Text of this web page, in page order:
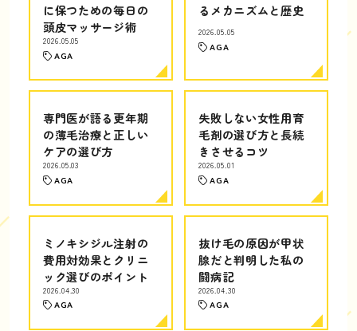
に保つための毎日の
頭皮マッサージ術
2026.05.05
AGA
るメカニズムと歴史
2026.05.05
AGA
専門医が語る更年期
の薄毛治療と正しい
ケアの選び方
2026.05.03
AGA
失敗しない女性用育
毛剤の選び方と長続
きさせるコツ
2026.05.01
AGA
ミノキシジル注射の
費用対効果とクリニ
ック選びのポイント
2026.04.30
AGA
抜け毛の原因が甲状
腺だと判明した私の
闘病記
2026.04.30
AGA